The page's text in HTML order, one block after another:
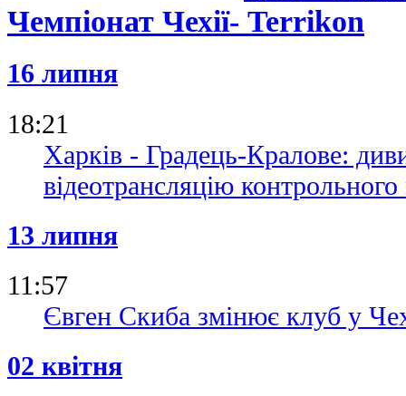
Чемпіонат Чехії
16 липня
18:21
Харків - Градець-Кралове:
відеотрансляцію
13 липня
11:57
Євген Скиба змінює клуб у
02 квітня